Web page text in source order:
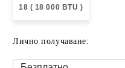
18 ( 18 000 BTU )
Лично получаване: